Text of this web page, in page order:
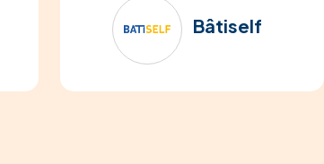
Bâtiself